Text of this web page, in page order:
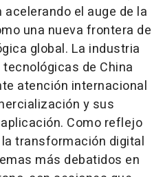
el auge de la
una nueva frontera de
global. La industria
de China
atención internacional
y sus
Como reflejo
transformación digital
más debatidos en